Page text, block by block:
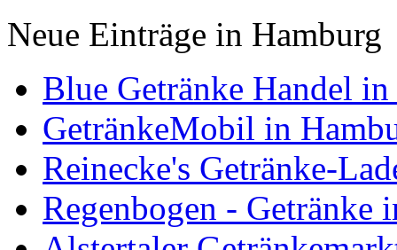
Neue Einträge in Hamburg
Blue Getränke Handel
GetränkeMobil in
Reinecke's Getränke-
Regenbogen - Getränke